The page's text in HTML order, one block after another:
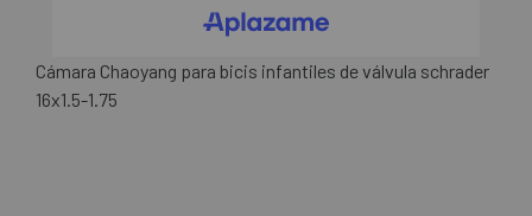
Cámara Chaoyang para bicis infantiles de válvula schrader
16x1.5-1.75